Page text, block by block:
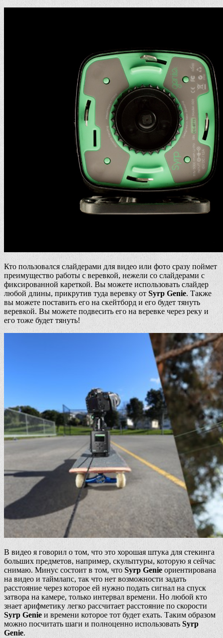
Кто пользовался слайдерами для видео или фото сразу поймет
преимущество работы с веревкой, нежели со слайдерами с
фиксированной кареткой. Вы можете использовать слайдер
любой длины, прикрутив туда веревку от Syrp Genie. Также
вы можете поставить его на скейтборд и его будет тянуть
веревкой. Вы можете подвесить его на веревке через реку и
его тоже будет тянуть!
В видео я говорил о том, что это хорошая штука для стекинга
больших предметов, например, скульптуры, которую я сейчас
снимаю. Минус состоит в том, что Syrp Genie ориентирована
на видео и таймлапс, так что нет возможности задать
расстояние через которое ей нужно подать сигнал на спуск
затвора на камере, только интервал времени. Но любой кто
знает арифметику легко рассчитает расстояние по скорости
Syrp Genie и времени которое тот будет ехать. Таким образом
можно посчитать шаги и полноценно использовать Syrp
Genie.